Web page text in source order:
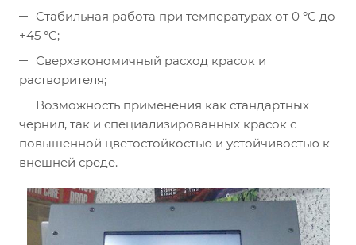
Стабильная работа при температурах от 0 °C до
+45 °C;
Сверхэкономичный расход красок и
растворителя;
Возможность применения как стандартных
чернил, так и специализированных красок с
повышенной цветостойкостью и устойчивостью к
внешней среде.